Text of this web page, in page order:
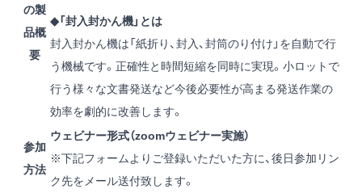
の製
品概
要
◆「封入封かん機」とは
封入封かん機は「紙折り、封入、封筒のり付け」を自動で行
う機械です。正確性と時間短縮を同時に実現。小ロットで
行う様々な文書発送など今後必要性が高まる発送作業の
効率を劇的に改善します。
参加
方法
ウェビナー形式（zoomウェビナー実施）
※下記フォームよりご登録いただいた方に、後日参加リン
ク先をメール送付致します。